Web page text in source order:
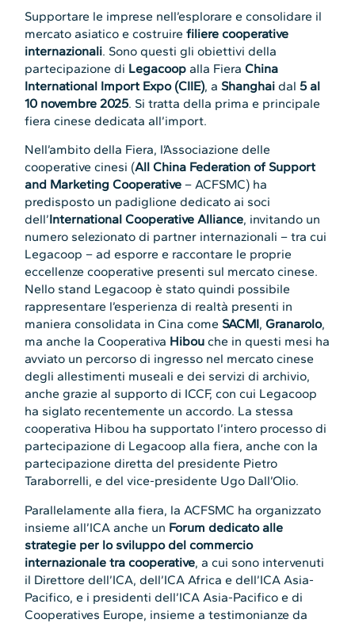
Supportare le imprese nell’esplorare e consolidare il
mercato asiatico e costruirefiliere cooperative
internazionali. Sono questi gli obiettivi della
partecipazione di Legacoopalla FieraChina
International Import Expo (CIIE), a Shanghai dal 5 al
10 novembre 2025. Si tratta della prima e principale
fiera cinese dedicata all’import.
Nell’ambito della Fiera, l’Associazione delle
cooperative cinesi (All China Federation of Support
and Marketing Cooperative – ACFSMC) ha
predisposto un padiglione dedicato ai soci
dell’International Cooperative Alliance, invitando un
numero selezionato di partner internazionali – tra cui
Legacoop – ad esporre e raccontare le proprie
eccellenze cooperative presenti sul mercato cinese.
Nello stand Legacoop è stato quindi possibile
rappresentare l’esperienza di realtà presenti in
maniera consolidata in Cina come SACMI,Granarolo,
ma anche la Cooperativa Hibou che in questi mesi ha
avviato un percorso di ingresso nel mercato cinese
degli allestimenti museali e dei servizi di archivio,
anche grazie al supporto di ICCF, con cui Legacoop
ha siglato recentemente un accordo. La stessa
cooperativa Hibou ha supportato l’intero processo di
partecipazione di Legacoop alla fiera, anche con la
partecipazione diretta del presidente Pietro
Taraborrelli, e del vice-presidente Ugo Dall’Olio.
Parallelamente alla fiera, la ACFSMC ha organizzato
insieme all’ICA anche un Forum dedicato alle
strategie per lo sviluppo del commercio
internazionale tra cooperative, a cui sono intervenuti
il Direttore dell’ICA, dell’ICA Africa e dell’ICA Asia-
Pacifico, e i presidenti dell’ICA Asia-Pacifico e di
Cooperatives Europe, insieme a testimonianze da